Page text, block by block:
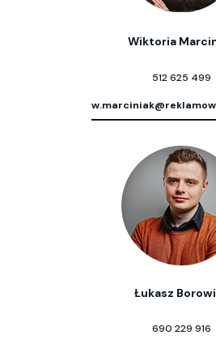
Wiktoria
512 625 499
Łukasz
690 229 916